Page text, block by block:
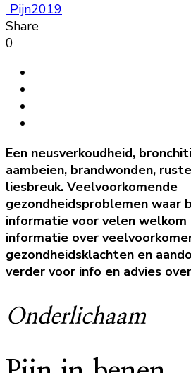
Pijn2019
Share
0
Een neusverkoudheid,
aambeien, brandwonden,
liesbreuk. Veelvoorkomende
gezondheidsproblemen waar
informatie voor velen welkom
informatie over
gezondheidsklachten en
verder voor info en advies
Onderlichaam